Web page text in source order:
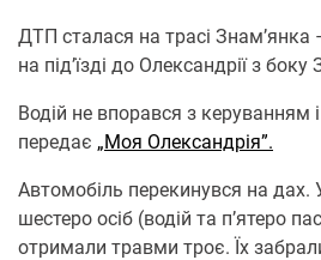
ДТП сталася на трасі Знам’янка
на під’їзді до Олександрії з
Водій не впорався з керуванням
передає „Моя Олександрія”.
Автомобіль перекинувся на дах.
шестеро осіб (водій та п’ятеро
отримали травми троє. Їх